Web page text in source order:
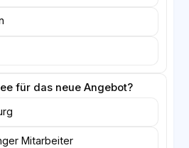
für das neue Angebot?
Mitarbeiter